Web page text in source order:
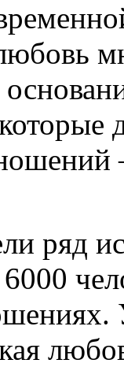
ряд